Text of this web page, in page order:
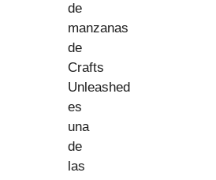
de
manzanas
de
Crafts
Unleashed
es
una
de
las